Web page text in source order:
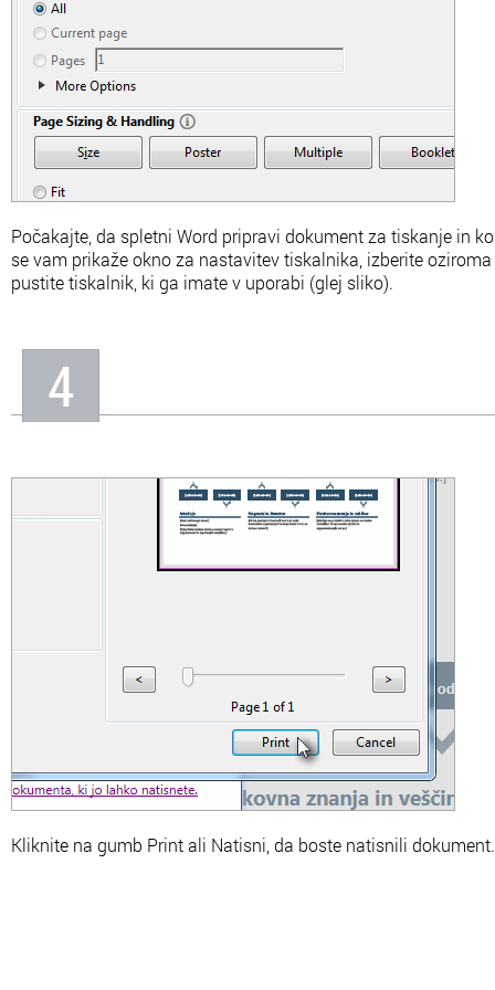
Počakajte, da spletni Word pripravi dokument za tiskanje in ko
se vam prikaže okno za nastavitev tiskalnika, izberite oziroma
pustite tiskalnik, ki ga imate v uporabi (glej sliko).
4
Kliknite na gumb Print ali Natisni, da boste natisnili dokument.